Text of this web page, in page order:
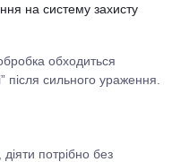
на систему захисту
обходиться
після сильного ураження.
потрібно без